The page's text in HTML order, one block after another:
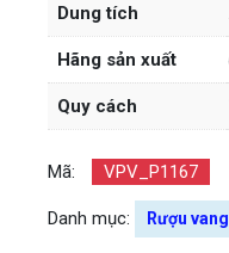
Dung tích
Hãng sản xuất
Quy cách
Mã: VPV_P1167
Danh mục: Rượu